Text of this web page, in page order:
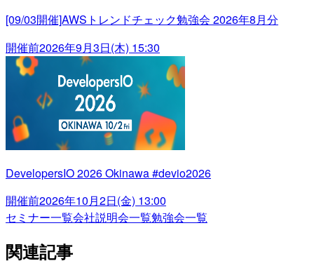
[09/03開催]AWSトレンドチェック勉強会 2026年8月分
開催前2026年9月3日(木) 15:30
DevelopersIO 2026 Okinawa #devio2026
開催前2026年10月2日(金) 13:00
セミナー一覧会社説明会一覧勉強会一覧
関連記事